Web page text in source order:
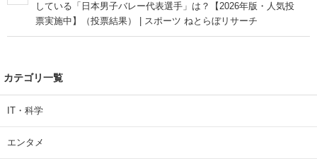
している「日本男子バレー代表選手」は？【2026年版・人気投
票実施中】（投票結果） | スポーツ ねとらぼリサーチ
カテゴリ一覧
IT・科学
エンタメ